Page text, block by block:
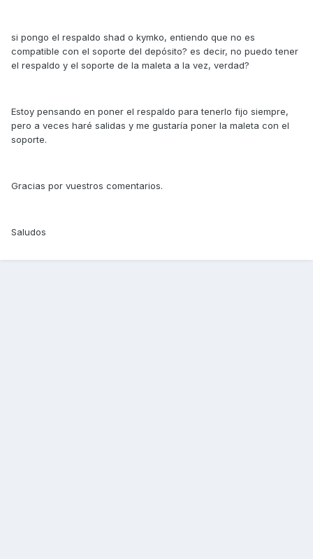
si pongo el respaldo shad o kymko, entiendo que no es
compatible con el soporte del depósito? es decir, no puedo tener
el respaldo y el soporte de la maleta a la vez, verdad?
Estoy pensando en poner el respaldo para tenerlo fijo siempre,
pero a veces haré salidas y me gustaría poner la maleta con el
soporte.
Gracias por vuestros comentarios.
Saludos